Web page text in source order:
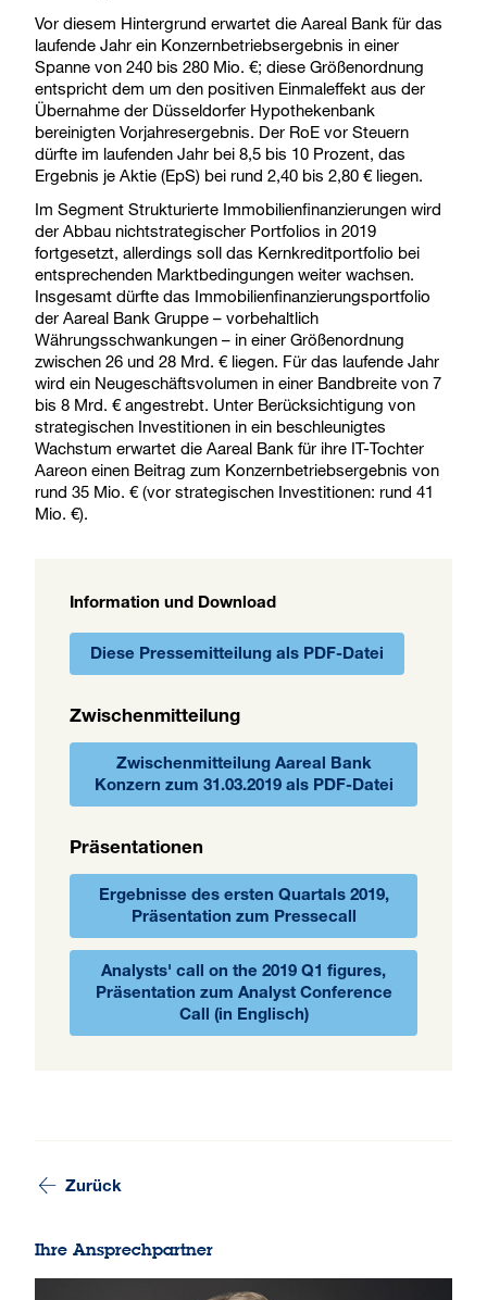
Vor diesem Hintergrund erwartet die Aareal Bank für das
laufende Jahr ein Konzernbetriebsergebnis in einer
Spanne von 240 bis 280 Mio. €; diese Größenordnung
entspricht dem um den positiven Einmaleffekt aus der
Übernahme der Düsseldorfer Hypothekenbank
bereinigten Vorjahresergebnis. Der RoE vor Steuern
dürfte im laufenden Jahr bei 8,5 bis 10 Prozent, das
Ergebnis je Aktie (EpS) bei rund 2,40 bis 2,80 € liegen.
Im Segment Strukturierte Immobilienfinanzierungen wird
der Abbau nichtstrategischer Portfolios in 2019
fortgesetzt, allerdings soll das Kernkreditportfolio bei
entsprechenden Marktbedingungen weiter wachsen.
Insgesamt dürfte das Immobilienfinanzierungsportfolio
der Aareal Bank Gruppe – vorbehaltlich
Währungsschwankungen – in einer Größenordnung
zwischen 26 und 28 Mrd. € liegen. Für das laufende Jahr
wird ein Neugeschäftsvolumen in einer Bandbreite von 7
bis 8 Mrd. € angestrebt. Unter Berücksichtigung von
strategischen Investitionen in ein beschleunigtes
Wachstum erwartet die Aareal Bank für ihre IT-Tochter
Aareon einen Beitrag zum Konzernbetriebsergebnis von
rund 35 Mio. € (vor strategischen Investitionen: rund 41
Mio. €).
Information und Download
Diese Pressemitteilung als PDF-Datei
Zwischenmitteilung
Zwischenmitteilung Aareal Bank
Konzern zum 31.03.2019 als PDF-Datei
Präsentationen
Ergebnisse des ersten Quartals 2019,
Präsentation zum Pressecall
Analysts' call on the 2019 Q1 figures,
Präsentation zum Analyst Conference
Call (in Englisch)
Zurück
Ihre Ansprechpartner